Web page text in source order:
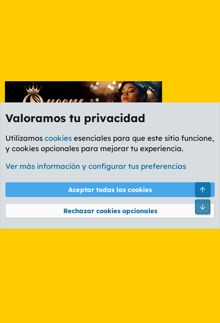
Etiquetas
Cookies
PL OLDSTYLE AMARILLO
Términos y reglas Política de privacidad Ayuda
Community platform by XenForo® © 2010-2026 XenForo Ltd.
Valoramos tu privacidad
Utilizamos cookies esenciales para que este sitio funcione,
y cookies opcionales para mejorar tu experiencia.
Ver más información y configurar tus preferencias
Aceptar todas las cookies
Rechazar cookies opcionales
Pie